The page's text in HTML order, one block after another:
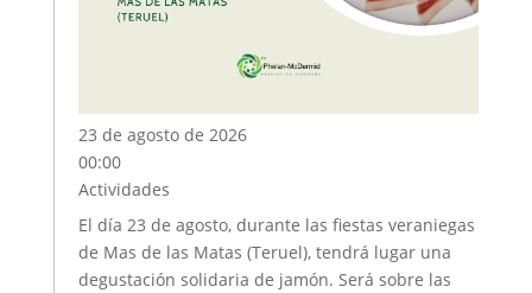
23 de agosto de 2026
00:00
Actividades
El día 23 de agosto, durante las fiestas veraniegas
de Mas de las Matas (Teruel), tendrá lugar una
degustación solidaria de jamón. Será sobre las